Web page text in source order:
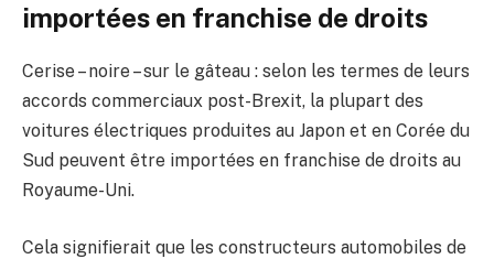
importées en franchise de droits
Cerise – noire – sur le gâteau : selon les termes de leurs
accords commerciaux post-Brexit, la plupart des
voitures électriques produites au Japon et en Corée du
Sud peuvent être importées en franchise de droits au
Royaume-Uni.
Cela signifierait que les constructeurs automobiles de